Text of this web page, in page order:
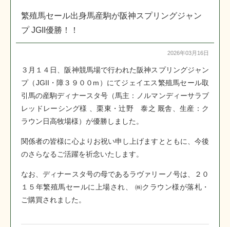
繁殖馬セール出身馬産駒が阪神スプリングジャン
プ JGII優勝！！
2026年03月16日
３月１４日、阪神競馬場で行われた阪神スプリングジャン
プ（JGII・障３９００m）にてジェイエス繁殖馬セール取
引馬の産駒ディナースタ号（馬主：ノルマンディーサラブ
レッドレーシング様 、栗東・辻野 泰之 厩舎、生産：ク
ラウン日高牧場様）が優勝しました。
関係者の皆様に心よりお祝い申し上げますとともに、今後
のさらなるご活躍を祈念いたします。
なお、ディナースタ号の母であるラヴァリーノ号は、２０
１５年繁殖馬セールに上場され、 ㈱クラウン様が落札・
ご購買されました。